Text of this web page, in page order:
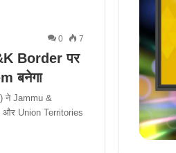
0 7
Border पर
बनेगा
ने Jammu &
Union Territories